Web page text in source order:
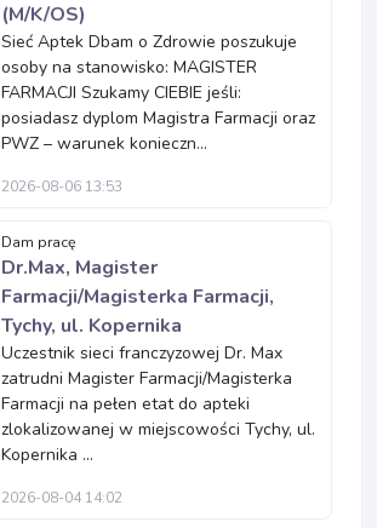
(M/K/OS)
Sieć Aptek Dbam o Zdrowie poszukuje
osoby na stanowisko: MAGISTER
FARMACJI Szukamy CIEBIE jeśli:
posiadasz dyplom Magistra Farmacji oraz
PWZ – warunek konieczn...
2026-08-06 13:53
Dam pracę
Dr.Max, Magister
Farmacji/Magisterka Farmacji,
Tychy, ul. Kopernika
Uczestnik sieci franczyzowej Dr. Max
zatrudni Magister Farmacji/Magisterka
Farmacji na pełen etat do apteki
zlokalizowanej w miejscowości Tychy, ul.
Kopernika ...
2026-08-04 14:02